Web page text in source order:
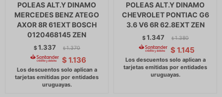
POLEAS ALT.Y DINAMO
MERCEDES BENZ ATEGO
AXOR 8R 61EXT BOSCH
0120468145 ZEN
$1.337 $ 1.370
$ 1.136
POLEAS ALT.Y DINAMO
CHEVROLET PONTIAC G6
3.6 V6 6R 62.8EXT ZEN
$1.347 $ 1.380
$ 1.145